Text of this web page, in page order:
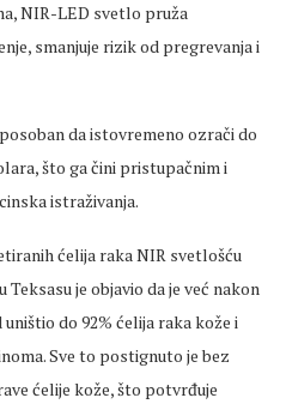
NIR-LED svetlo pruža
smanjuje rizik od pregrevanja i
da istovremeno ozrači do
što ga čini pristupačnim i
istraživanja.
ćelija raka NIR svetlošću
je objavio da je već nakon
do 92% ćelija raka kože i
Sve to postignuto je bez
ćelije kože, što potvrđuje